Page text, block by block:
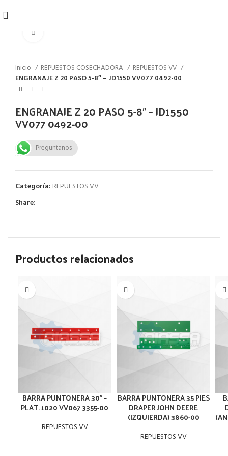
Inicio REPUESTOS COSECHADORA
REPUESTOS VV
ENGRANAJE Z 20 PASO 5-8″ – JD1550 VV077 0492-00
ENGRANAJE Z 20 PASO 5-8″ – JD1550
VV077 0492-00
Preguntanos
Categoría: REPUESTOS VV
Share:
Productos relacionados
BARRA PUNTONERA 30″ –
PLAT. 1020 VV067 3355-00
REPUESTOS VV
BARRA PUNTONERA 35 PIES
DRAPER JOHN DEERE
(IZQUIERDA) 3860-00
REPUESTOS VV